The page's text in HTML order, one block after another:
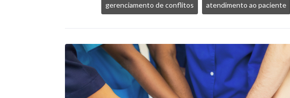
gerenciamento de conflitos atendimento ao paciente